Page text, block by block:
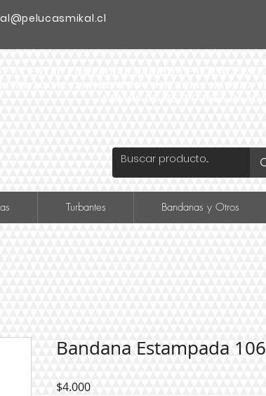
Turbantes Bandanas y Otros
Bandana Estampada 106
$4.000Precio